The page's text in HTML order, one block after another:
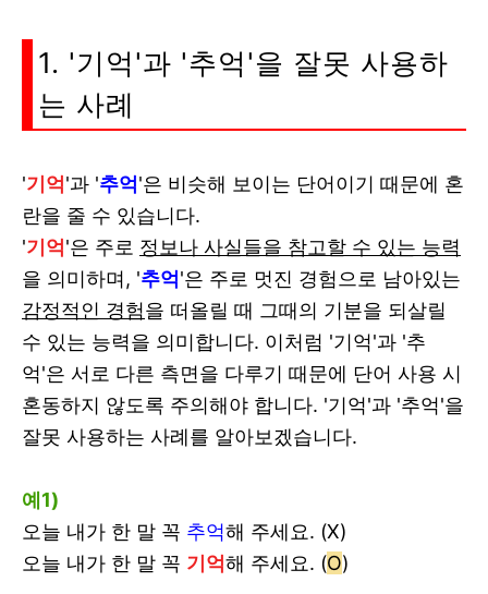
1. '기억'과 '추억'을 잘못 사용하
는 사례
'기억'과 '추억'은 비슷해 보이는 단어이기 때문에 혼
란을 줄 수 있습니다.
'기억'은 주로 정보나 사실들을 참고할 수 있는 능력
을 의미하며, '추억'은 주로 멋진 경험으로 남아있는
감정적인 경험을 떠올릴 때 그때의 기분을 되살릴
수 있는 능력을 의미합니다. 이처럼 '기억'과 '추
억'은 서로 다른 측면을 다루기 때문에 단어 사용 시
혼동하지 않도록 주의해야 합니다. '기억'과 '추억'을
잘못 사용하는 사례를 알아보겠습니다.
예1)
오늘 내가 한 말 꼭 추억해 주세요. (X)
오늘 내가 한 말 꼭 기억해 주세요. (O)